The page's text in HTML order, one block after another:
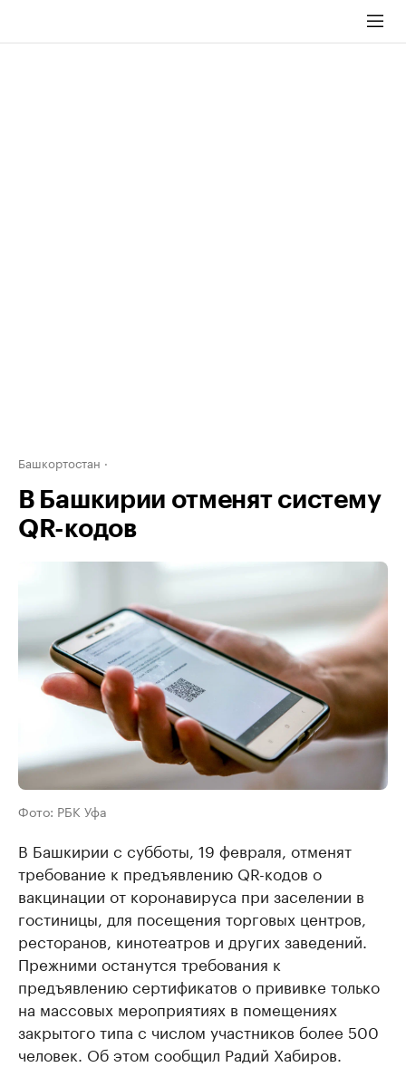
Башкортостан
В Башкирии отменят систему
QR-кодов
Фото: РБК Уфа
В Башкирии с субботы, 19 февраля, отменят
требование к предъявлению QR-кодов о
вакцинации от коронавируса при заселении в
гостиницы, для посещения торговых центров,
ресторанов, кинотеатров и других заведений.
Прежними останутся требования к
предъявлению сертификатов о прививке только
на массовых мероприятиях в помещениях
закрытого типа с числом участников более 500
человек. Об этом сообщил Радий Хабиров.